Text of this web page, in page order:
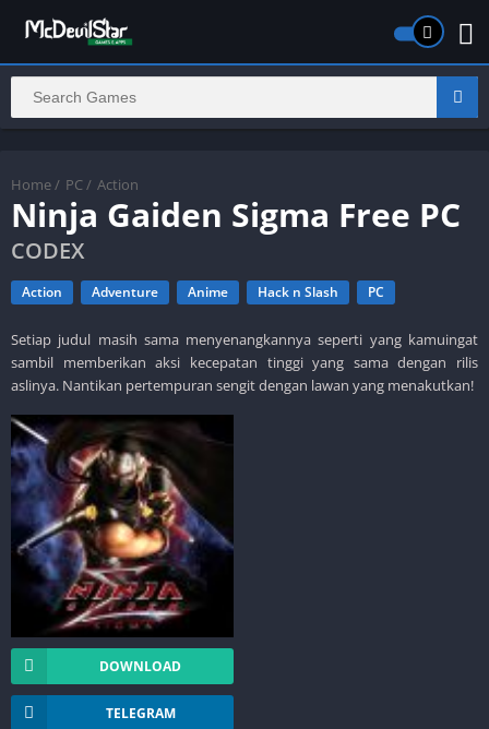
Home / PC / Action
Ninja Gaiden Sigma Free PC
CODEX
Action Adventure Anime Hack n Slash PC
Setiap judul masih sama menyenangkannya seperti yang kamuingat
sambil memberikan aksi kecepatan tinggi yang sama dengan rilis
aslinya. Nantikan pertempuran sengit dengan lawan yang menakutkan!
DOWNLOAD
TELEGRAM